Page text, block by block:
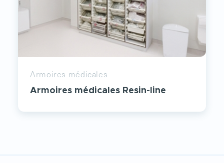
Armoires médicales
Armoires médicales Resin-line